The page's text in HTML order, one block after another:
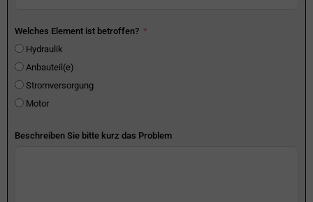
Welches Element ist betroffen?
Hydraulik
Anbauteil(e)
Stromversorgung
Motor
Beschreiben Sie bitte kurz das Problem